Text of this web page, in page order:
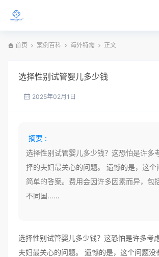
首页 案例百科 海外特需 正文
选择性别试管婴儿多少钱
2025年02月1日
摘要 :
选择性别试管婴儿多少钱？这恐怕是许多
择的夫妇最关心的问题。 遗憾的是，这个
简单的答案。费用会因许多因素而异，包
不同国……
选择性别试管婴儿多少钱？这恐怕是许多考
夫妇最关心的问题。 遗憾的是，这个问题没